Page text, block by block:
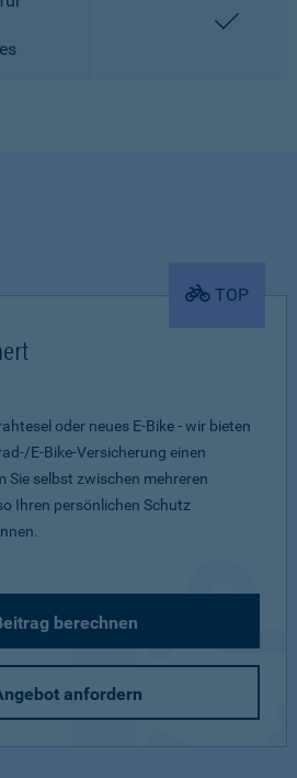
TOP
oder neues E-Bike - wir bieten
E-Bike-Versicherung einen
Sie selbst zwischen mehreren
Ihren persönlichen Schutz
berechnen
anfordern